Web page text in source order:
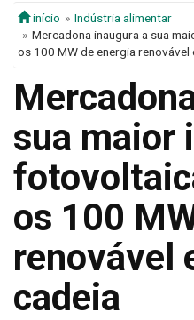
início
Indústria alimentar
Mercadona inaugura a sua
os 100 MW de energia renovável
sua maior
os 100
renovável
cadeia